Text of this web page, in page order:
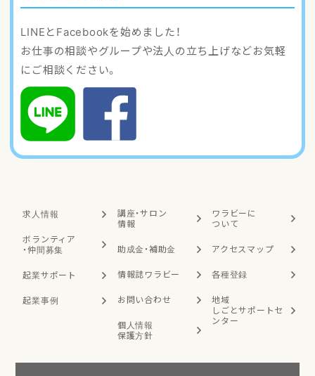
LINEとFacebookを始めました！
お仕事の相談やグループや法人の立ち上げなどお気軽
にご相談ください。
求人情報
ボランティア
・仲間募集
起業サポート
起業事例
講座・サロン
情報
助成金・補助金
情報誌ワラビー
お問い合わせ
個人情報
保護方針
ワラビーに
ついて
アクセスマップ
各種登録
地域
しごとサポートセ
ンター